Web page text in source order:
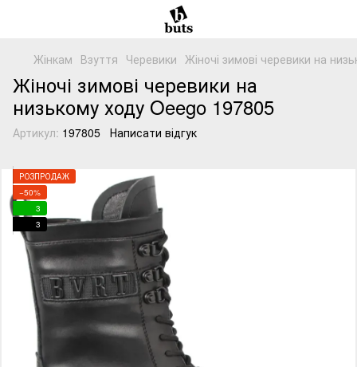
Жінкам Взуття Черевики Жіночі зимові черевики на
Жіночі зимові черевики на
низькому ходу Oeego 197805
Артикул: 197805 Написати відгук
РОЗПРОДАЖ
−50%
3
3